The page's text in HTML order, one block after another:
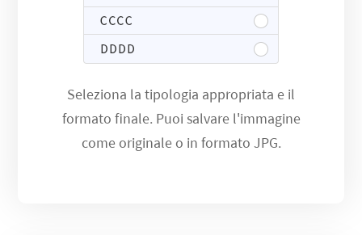
Seleziona la tipologia appropriata e il
formato finale. Puoi salvare l'immagine
come originale o in formato JPG.